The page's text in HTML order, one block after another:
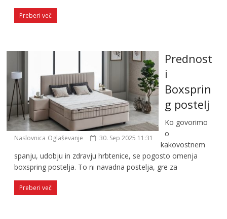
Preberi več
Prednost
i
Boxsprin
g postelj
Naslovnica Oglaševanje 30. Sep 2025 11:31
Ko govorimo
o
kakovostnem
spanju, udobju in zdravju hrbtenice, se pogosto omenja
boxspring postelja. To ni navadna postelja, gre za
Preberi več